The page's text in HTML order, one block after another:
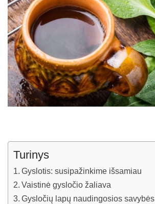
Turinys
Gyslotis: susipažinkime išsamiau
Vaistinė gysločio žaliava
Gysločių lapų naudingosios savybės